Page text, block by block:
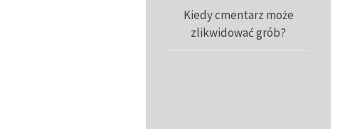
Kiedy cmentarz może
zlikwidować grób?